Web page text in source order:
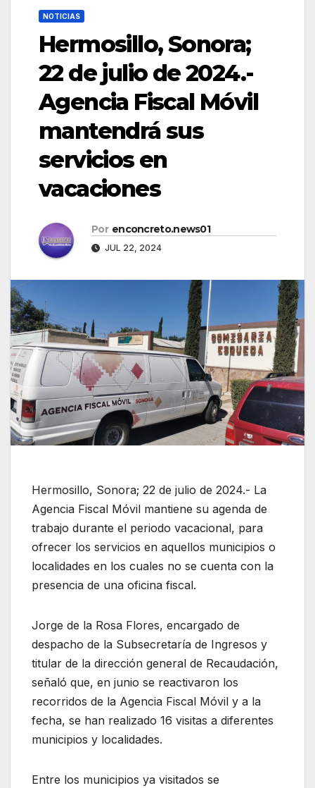
NOTICIAS
Hermosillo, Sonora;
22 de julio de 2024.-
Agencia Fiscal Móvil
mantendrá sus
servicios en
vacaciones
Por enconcreto.news01
JUL 22, 2024
Hermosillo, Sonora; 22 de julio de 2024.- La
Agencia Fiscal Móvil mantiene su agenda de
trabajo durante el periodo vacacional, para
ofrecer los servicios en aquellos municipios o
localidades en los cuales no se cuenta con la
presencia de una oficina fiscal.
Jorge de la Rosa Flores, encargado de
despacho de la Subsecretaría de Ingresos y
titular de la dirección general de Recaudación,
señaló que, en junio se reactivaron los
recorridos de la Agencia Fiscal Móvil y a la
fecha, se han realizado 16 visitas a diferentes
municipios y localidades.
Entre los municipios ya visitados se